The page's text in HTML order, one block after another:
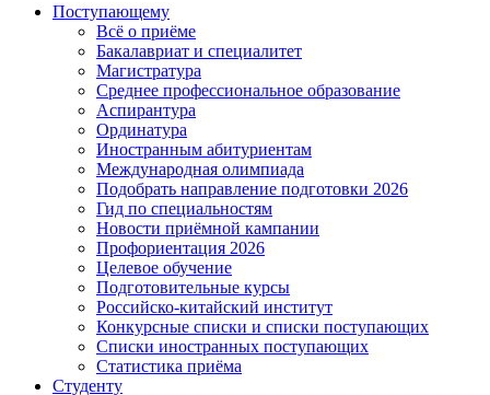
Поступающему
Всё о приёме
Бакалавриат и специалитет
Магистратура
Среднее профессиональное образование
Аспирантура
Ординатура
Иностранным абитуриентам
Международная олимпиада
Подобрать направление подготовки 2026
Гид по специальностям
Новости приёмной кампании
Профориентация 2026
Целевое обучение
Подготовительные курсы
Российско-китайский институт
Конкурсные списки и списки поступающих
Списки иностранных поступающих
Статистика приёма
Студенту